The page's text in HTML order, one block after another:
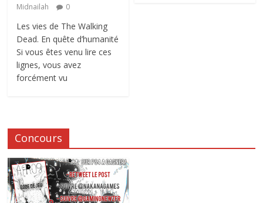
Midnailah
0
Les vies de The Walking
Dead. En quête d’humanité
Si vous êtes venu lire ces
lignes, vous avez
forcément vu
Concours